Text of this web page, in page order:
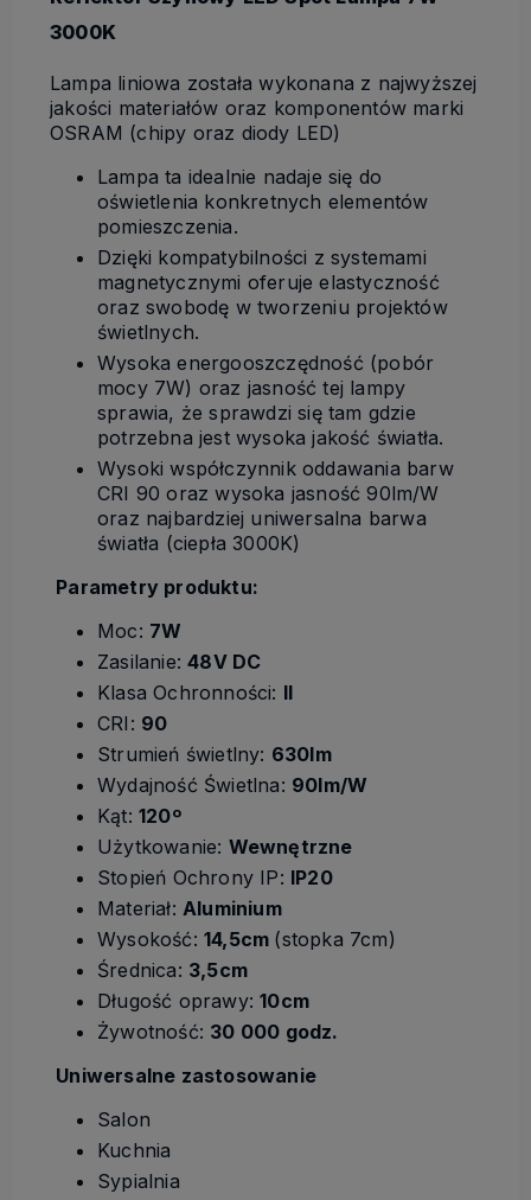
3000K
Lampa liniowa została wykonana z najwyższej
jakości materiałów oraz komponentów marki
OSRAM (chipy oraz diody LED)
Lampa ta idealnie nadaje się do
oświetlenia konkretnych elementów
pomieszczenia.
Dzięki kompatybilności z systemami
magnetycznymi oferuje elastyczność
oraz swobodę w tworzeniu projektów
świetlnych.
Wysoka energooszczędność (pobór
mocy 7W) oraz jasność tej lampy
sprawia, że sprawdzi się tam gdzie
potrzebna jest wysoka jakość światła.
Wysoki współczynnik oddawania barw
CRI 90 oraz wysoka jasność 90lm/W
oraz najbardziej uniwersalna barwa
światła (ciepła 3000K)
Parametry produktu:
Moc: 7W
Zasilanie:48V DC
Klasa Ochronności: II
CRI: 90
Strumień świetlny: 630lm
Wydajność Świetlna: 90lm/W
Kąt: 120º
Użytkowanie: Wewnętrzne
Stopień Ochrony IP: IP20
Materiał: Aluminium
Wysokość: 14,5cm (stopka 7cm)
Średnica: 3,5cm
Długość oprawy:10cm
Żywotność: 30 000 godz.
Uniwersalne zastosowanie
Salon
Kuchnia
Sypialnia